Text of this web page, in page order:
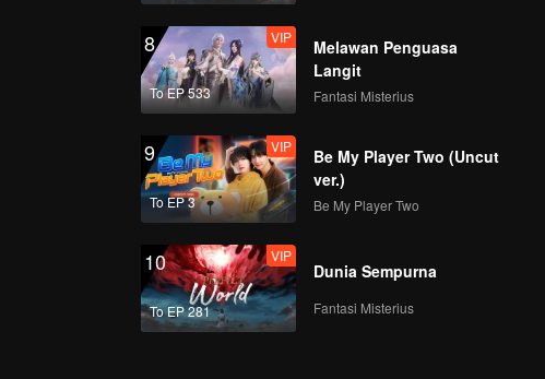
8
To EP 533
VIP
Melawan Penguasa
Langit
Fantasi Misterius
9
To EP 3
VIP
Be My Player Two (Uncut
ver.)
Be My Player Two
10
To EP 281
VIP
Dunia Sempurna
Fantasi Misterius